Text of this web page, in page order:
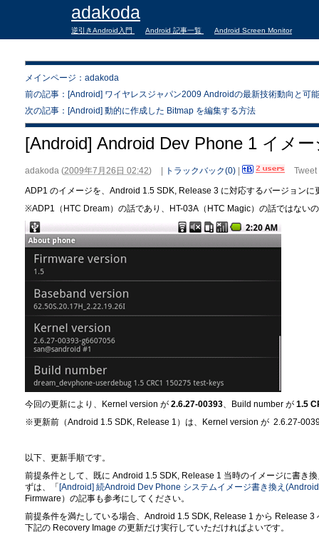
adakoda
逆引きAndroid入門 Android 記事一覧 Android Screen Monitor
メインページ：adakoda
前の記事：[Android] ワイヤレスジャパン2009 Androidの最新技術動向と可
次の記事：[Android] 動的に作成した Bitmap を編集する方法
[Android] Android Dev Phone 1 イメ
adakoda (2009年7月26日 02:42) トラックバック(0)
Tweet
ADP1 のイメージを、Android 1.5 SDK, Release 3 に対応するバージョンに
※ADP1（HTC Dream）の話であり、HT-03A（HTC Magic）の話ではない
今回の更新により、Kernel version が 2.6.27-00393 、Build number が 1.5
※更新前（Android 1.5 SDK, Release 1）は、Kernel version が 2.6.27-
以下、更新手順です。
前提条件として、既に Android 1.5 SDK, Release 1 当時のイメージに書き
ずは、「[Android] 続Android Dev Phone システムイメージ書き換え
Firmware）の記事も参考にしてください。
前提条件を満たしている場合、Android 1.5 SDK, Release 1 から Release
下記の Recovery Image の更新だけ実行していただければよいです。